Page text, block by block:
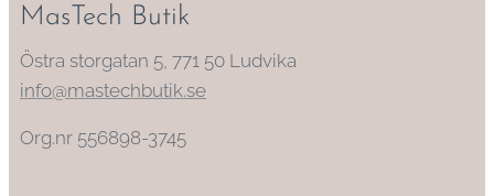
MasTech Butik
Östra storgatan 5, 771 50 Ludvika
info@mastechbutik.se
Org.nr 556898-3745